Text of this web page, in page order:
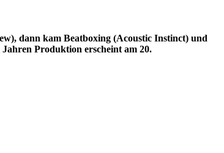
dann kam Beatboxing (Acoustic Instinct) und
Produktion erscheint am 20.